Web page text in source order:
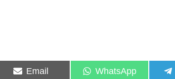
C
Email
C
WhatsApp